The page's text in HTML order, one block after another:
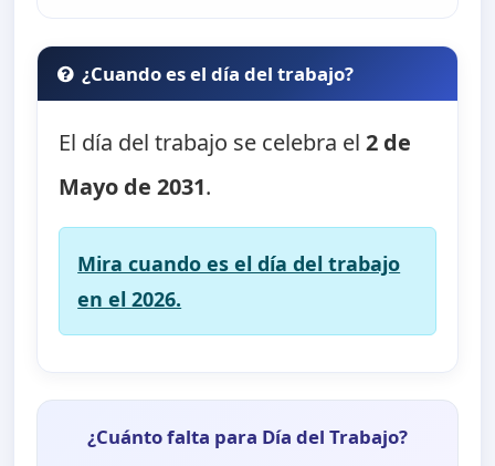
¿Cuando es el día del trabajo?
El día del trabajo se celebra el2 de
Mayo de 2031.
Mira cuando es el día del trabajo
en el 2026.
¿Cuánto falta para Día del Trabajo?